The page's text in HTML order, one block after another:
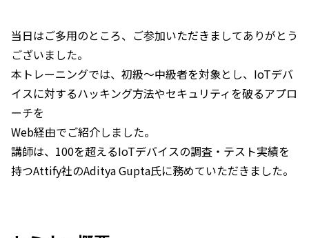
当日はご多用のところ、ご参加いただきましてありがとう
ございました。
本トレーニングでは、初級～中級者を対象とし、IoTデバ
イスに対するハッキング方法やセキュリティを破るアプロ
ーチを
Web経由でご紹介しました。
講師は、100を超えるIoTデバイスの調査・テスト実績を
持つAttify社のAditya Gupta氏に務めていただきました。